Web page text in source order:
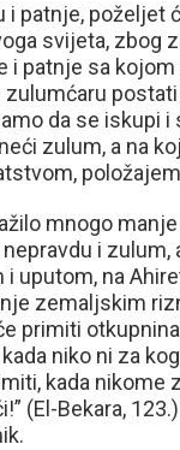
patnje, poželjet
svijeta, zbog
i patnje sa
zulumćaru
da se iskupi i
zulum, a na
mnogo
i zulum,
uputom, na
zemaljskim
primiti
niko ni za
kada nikome
(El-Bekara,